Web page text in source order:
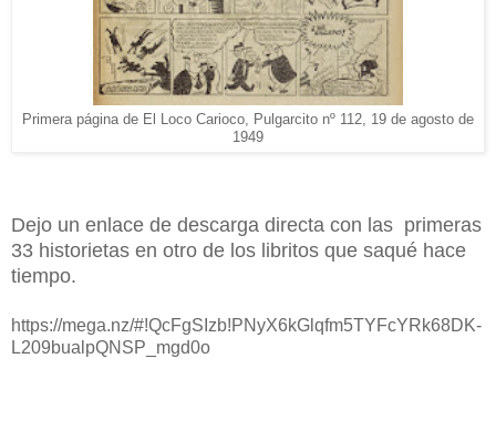
Primera página de El Loco Carioco, Pulgarcito nº 112, 19 de agosto de
1949
Dejo un enlace de descarga directa con las primeras
33 historietas en otro de los libritos que saqué hace
tiempo.
https://mega.nz/#!QcFgSIzb!PNyX6kGlqfm5TYFcYRk68DK-
L209bualpQNSP_mgd0o